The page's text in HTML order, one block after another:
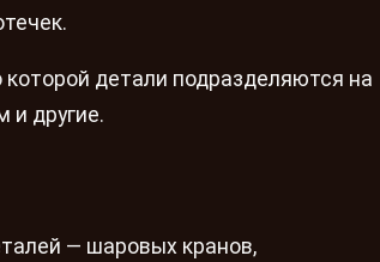
детали подразделяются на
и другие.
— шаровых кранов,